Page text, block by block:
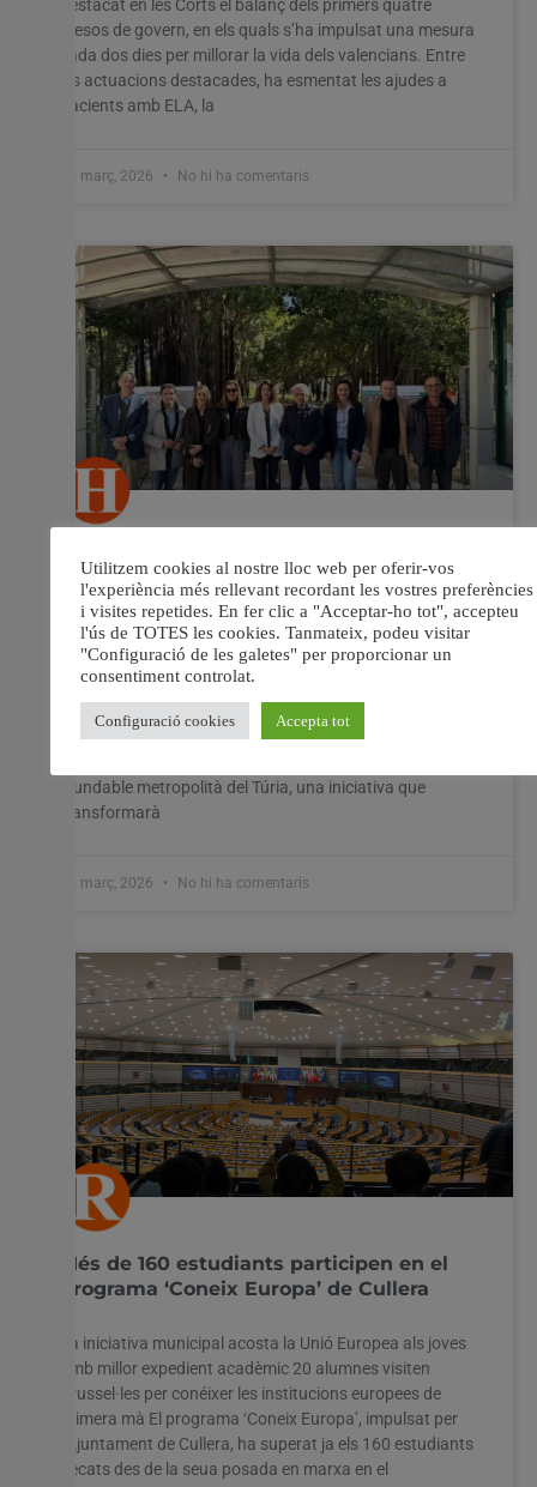
destacat en les Corts el balanç dels primers quatre
mesos de govern, en els quals s’ha impulsat una mesura
cada dos dies per millorar la vida dels valencians. Entre
les actuacions destacades, ha esmentat les ajudes a
pacients amb ELA, la
26 març, 2026 No hi ha comentaris
impulsen el gran parc inundable
metropolità del Túria
El projecte ampliarà el Jardí del Túria i reforçarà la
protecció davant inundacions Un espai verd de 80
hectàrees beneficiarà més de 300.000 persones Els
municipis de Mislata, Paterna, Quart de Poblet i València
inundable metropolità del Túria, una iniciativa que
transformarà
26 març, 2026 No hi ha comentaris
Més de 160 estudiants participen en el
programa ‘Coneix Europa’ de Cullera
La iniciativa municipal acosta la Unió Europea als joves
amb millor expedient acadèmic 20 alumnes visiten
Brussel·les per conéixer les institucions europees de
primera mà El programa ‘Coneix Europa’, impulsat per
l’Ajuntament de Cullera, ha superat ja els 160 estudiants
becats des de la seua posada en marxa en el
Configuració cookies Accepta tot